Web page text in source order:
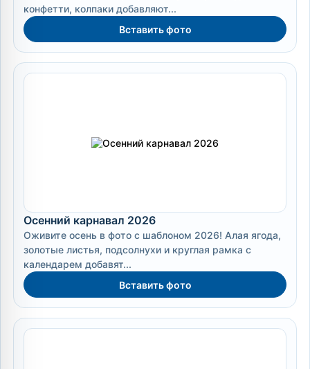
конфетти, колпаки добавляют...
Вставить фото
Осенний карнавал 2026
Оживите осень в фото с шаблоном 2026! Алая ягода,
золотые листья, подсолнухи и круглая рамка с
календарем добавят...
Вставить фото